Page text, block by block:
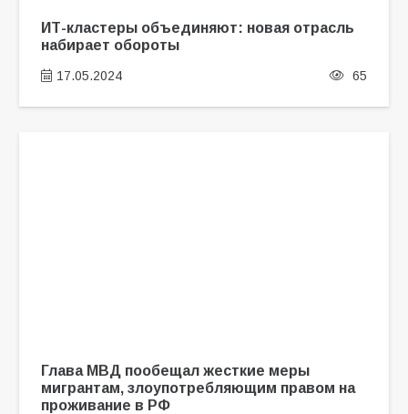
ИТ-кластеры объединяют: новая отрасль
набирает обороты
17.05.2024 65
Глава МВД пообещал жесткие меры
мигрантам, злоупотребляющим правом на
проживание в РФ